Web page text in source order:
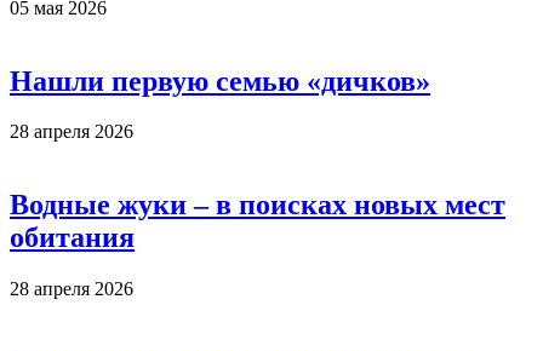
05 мая 2026
Нашли первую семью «дичков»
28 апреля 2026
Водные жуки – в поисках новых мест
обитания
28 апреля 2026